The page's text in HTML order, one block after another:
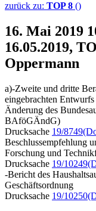
zurück zu: TOP 8 ()
16. Mai 2019
16.05.2019,
Oppermann
a)-Zweite und dritte
eingebrachten Entwurfs
Änderung des
BAföGÄndG)
Drucksache 19/8749
Beschlussempfehlung
Forschung und
Drucksache 19/10249
-Bericht des
Geschäftsordnung
Drucksache 19/10250